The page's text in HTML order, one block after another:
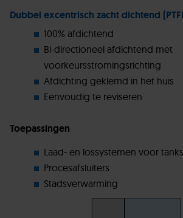
Dubbel excentrisch zacht dichtend
100% afdichtend
Bi-directioneel afdichtend met
voorkeursstromingsrichting
Afdichting geklemd in het huis
Eenvoudig te reviseren
Toepassingen
Laad- en lossystemen voor
Procesafsluiters
Stadsverwarming